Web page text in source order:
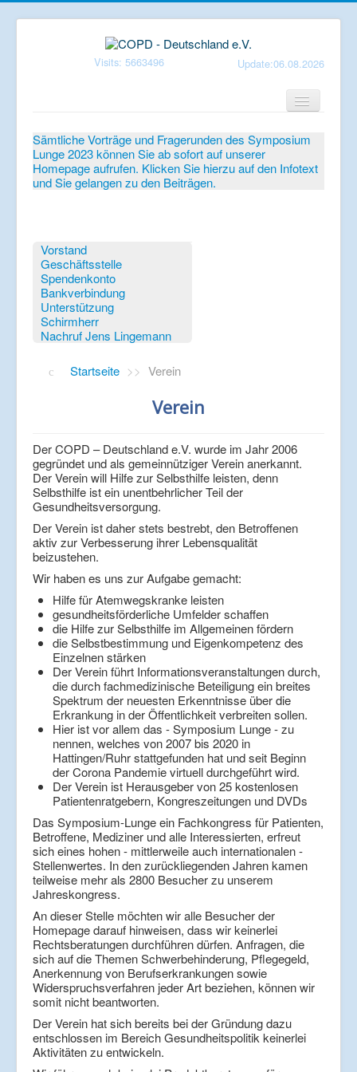
Visits: 5663496 Update:06.08.2026
Verein
Patientenbroschüren
Mediathek
Aktuelles
Veranstaltungen
Informationen
Sämtliche Vorträge und Fragerunden des Symposium
Lunge 2023 können Sie ab sofort auf unserer
Homepage aufrufen. Klicken Sie hierzu auf den Infotext
und Sie gelangen zu den Beiträgen.
Vorstand
Geschäftsstelle
Spendenkonto
Bankverbindung
Unterstützung
Schirmherr
Nachruf Jens Lingemann
Startseite >> Verein
Verein
Der COPD – Deutschland e.V. wurde im Jahr 2006
gegründet und als gemeinnütziger Verein anerkannt.
Der Verein will Hilfe zur Selbsthilfe leisten, denn
Selbsthilfe ist ein unentbehrlicher Teil der
Gesundheitsversorgung.
Der Verein ist daher stets bestrebt, den Betroffenen
aktiv zur Verbesserung ihrer Lebensqualität
beizustehen.
Wir haben es uns zur Aufgabe gemacht:
Hilfe für Atemwegskranke leisten
gesundheitsförderliche Umfelder schaffen
die Hilfe zur Selbsthilfe im Allgemeinen fördern
die Selbstbestimmung und Eigenkompetenz des
Einzelnen stärken
Der Verein führt Informationsveranstaltungen durch,
die durch fachmedizinische Beteiligung ein breites
Spektrum der neuesten Erkenntnisse über die
Erkrankung in der Öffentlichkeit verbreiten sollen.
Hier ist vor allem das - Symposium Lunge - zu
nennen, welches von 2007 bis 2020 in
Hattingen/Ruhr stattgefunden hat und seit Beginn
der Corona Pandemie virtuell durchgeführt wird.
Der Verein ist Herausgeber von 25 kostenlosen
Patientenratgebern, Kongreszeitungen und DVDs
Das Symposium-Lunge ein Fachkongress für Patienten,
Betroffene, Mediziner und alle Interessierten, erfreut
sich eines hohen - mittlerweile auch internationalen -
Stellenwertes. In den zurückliegenden Jahren kamen
teilweise mehr als 2800 Besucher zu unserem
Jahreskongress.
An dieser Stelle möchten wir alle Besucher der
Homepage darauf hinweisen, dass wir keinerlei
Rechtsberatungen durchführen dürfen. Anfragen, die
sich auf die Themen Schwerbehinderung, Pflegegeld,
Anerkennung von Berufserkrankungen sowie
Widerspruchsverfahren jeder Art beziehen, können wir
somit nicht beantworten.
Der Verein hat sich bereits bei der Gründung dazu
entschlossen im Bereich Gesundheitspolitik keinerlei
Aktivitäten zu entwickeln.